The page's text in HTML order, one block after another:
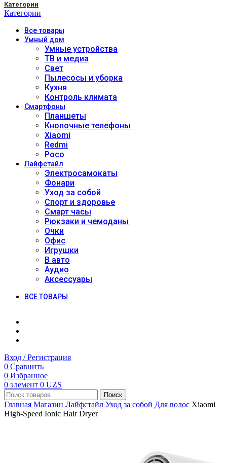
Категории
Категории
Всетовары
Умный дом
Умные устройства
ТВ и медиа
Свет
Пылесосы и уборка
Кухня
Контроль климата
Смартфоны
Планшеты
Кнопочные телефоны
Xiaomi
Redmi
Poco
Лайфстайл
Электросамокаты
Фонари
Уход за собой
Спорт и здоровье
Смарт часы
Рюкзаки и чемоданы
Очки
Офис
Игрушки
В авто
Аудио
Аксессуары
ВСЕ ТОВАРЫ
Вход / Регистрация
0 Сравнить
0 Избранное
0 элемент 0 UZS
Поиск
Главная Магазин Лайфстайл Уход за собой Для волос Xiaomi
High-Speed Ionic Hair Dryer